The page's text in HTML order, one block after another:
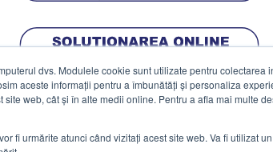
dvs. Modulele cookie sunt utilizate pentru
aceste informații pentru a îmbunătăți și personaliza
web, cât și în alte medii online. Pentru a afla mai multe
fi urmărite atunci când vizitați acest site web. Va fi utilizat